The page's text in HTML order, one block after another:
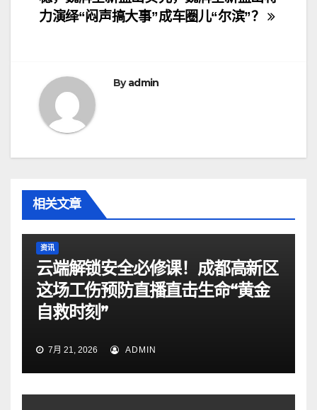
章
航
成车圈儿“尔滨”？
力演绎“闷声搞大事”
Byadmin
相关文章
资讯
云端解锁安全必修课！成都高新区
这场工伤预防直播直击生命“黄金
自救时刻”
7月 21, 2026 ADMIN